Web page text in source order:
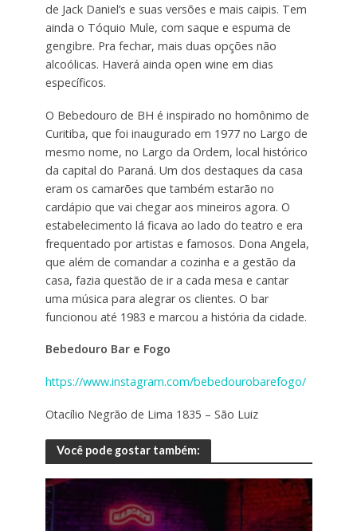
de Jack Daniel’s e suas versões e mais caipis. Tem
ainda o Tóquio Mule, com saque e espuma de
gengibre. Pra fechar, mais duas opções não
alcoólicas. Haverá ainda open wine em dias
específicos.
O Bebedouro de BH é inspirado no homônimo de
Curitiba, que foi inaugurado em 1977 no Largo de
mesmo nome, no Largo da Ordem, local histórico
da capital do Paraná. Um dos destaques da casa
eram os camarões que também estarão no
cardápio que vai chegar aos mineiros agora. O
estabelecimento lá ficava ao lado do teatro e era
frequentado por artistas e famosos. Dona Angela,
que além de comandar a cozinha e a gestão da
casa, fazia questão de ir a cada mesa e cantar
uma música para alegrar os clientes. O bar
funcionou até 1983 e marcou a história da cidade.
Bebedouro Bar e Fogo
https://www.instagram.com/bebedourobarefogo/
Otacílio Negrão de Lima 1835 – São Luiz
Você pode gostar também: